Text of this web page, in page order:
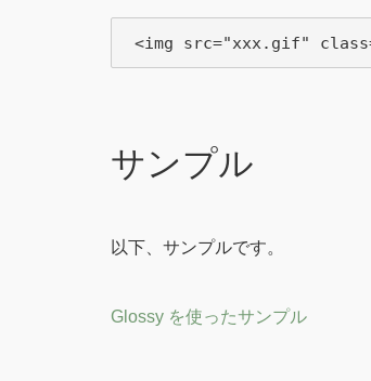
サンプル
以下、サンプルです。
Glossy を使ったサンプル